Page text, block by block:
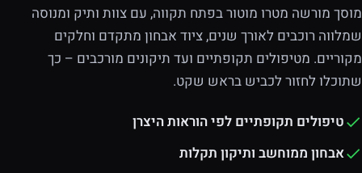
מוסך מורשה מטרו מוטור בפתח תקווה, עם צוות ותיק ומנוסה
שמלווה רוכבים לאורך שנים, ציוד אבחון מתקדם וחלקים
מקוריים. מטיפולים תקופתיים ועד תיקונים מורכבים – כך
שתוכלו לחזור לכביש בראש שקט.
טיפולים תקופתיים לפי הוראות היצרן
אבחון ממוחשב ותיקון תקלות